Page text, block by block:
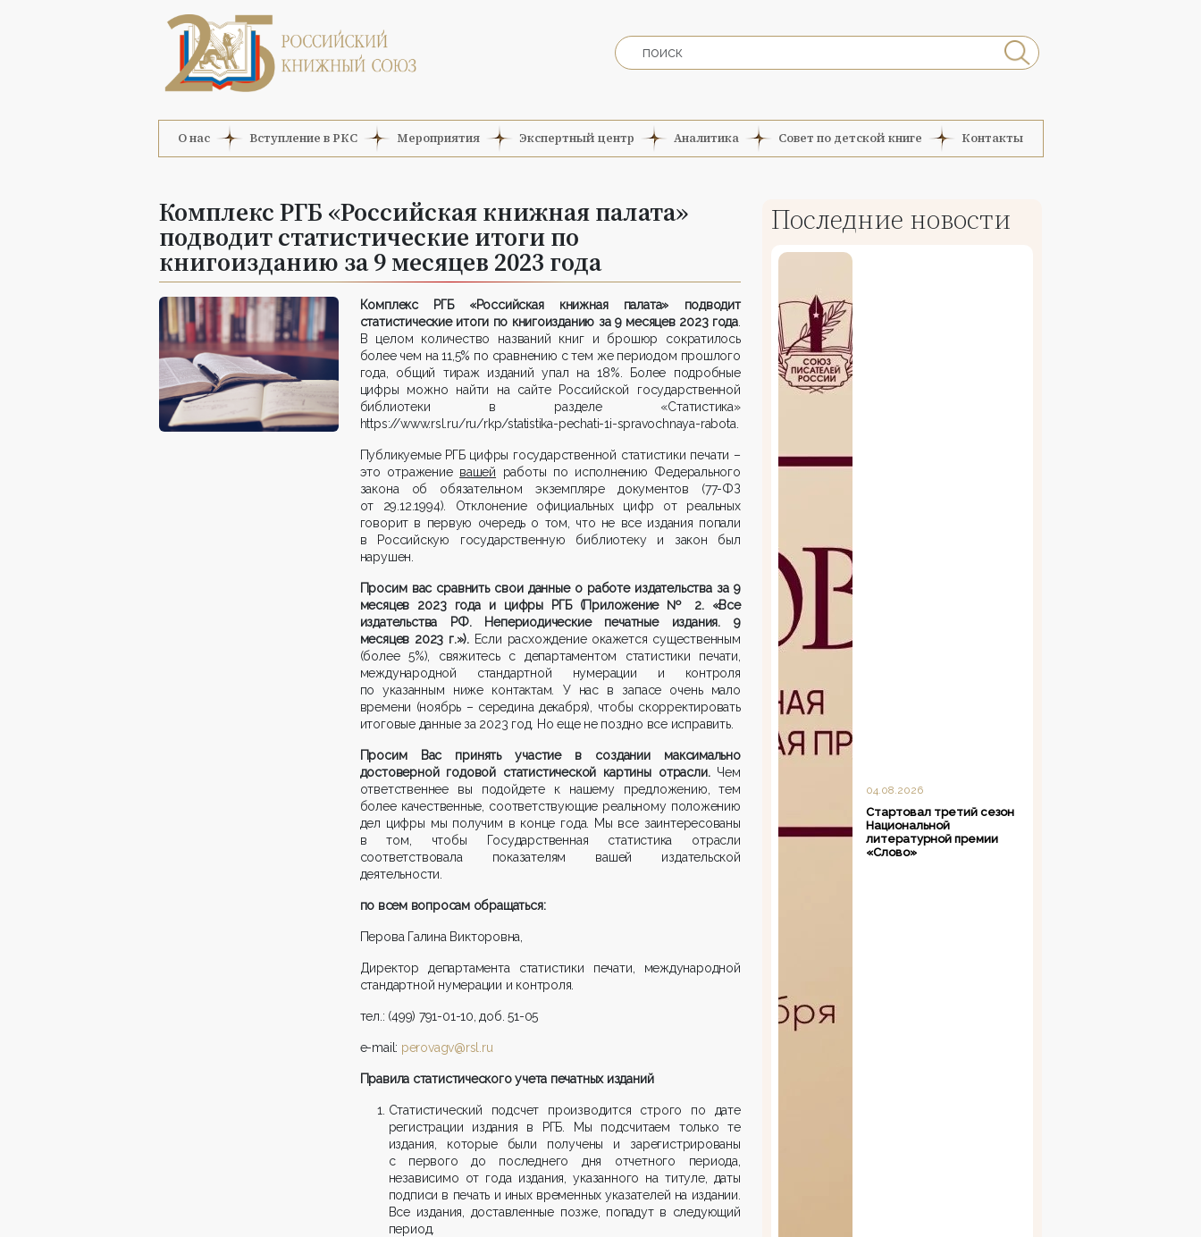
О нас Вступление в РКС Мероприятия Экспертный центр Аналитика Совет по детской книге Контакты
Комплекс РГБ «Российская книжная палата»
подводит статистические итоги по
книгоизданию за 9 месяцев 2023 года
Комплекс РГБ «Российская книжная палата» подводит
статистические итоги по книгоизданию за 9 месяцев 2023 года
В целом количество названий книг и брошюр сократилось
более чем на 11,5% по сравнению с тем же периодом прошлого
года, общий тираж изданий упал на 18%. Более подробные
цифры можно найти на сайте Российской государственной
библиотеки в разделе «Статистика»
https://www.rsl.ru/ru/rkp/statistika-pechati-1i-spravochnaya-rabota.
Публикуемые РГБ цифры государственной статистики печати –
это отражение вашей работы по исполнению Федерального
закона об обязательном экземпляре документов (77-ФЗ
от 29.12.1994). Отклонение официальных цифр от реальных
говорит в первую очередь о том, что не все издания попали
в Российскую государственную библиотеку и закон был
нарушен.
Просим вас сравнить свои данные о работе издательства за 9
месяцев 2023 года и цифры РГБ (Приложение № 2. «Все
издательства РФ. Непериодические печатные издания. 9
месяцев 2023 г.»).Если расхождение окажется существенным
(более 5%), свяжитесь с департаментом статистики печати,
международной стандартной нумерации и контроля
по указанным ниже контактам. У нас в запасе очень мало
времени (ноябрь – середина декабря), чтобы скорректировать
итоговые данные за 2023 год. Но еще не поздно все исправить.
Просим Вас принять участие в создании максимально
достоверной годовой статистической картины отрасли.Чем
ответственнее вы подойдете к нашему предложению, тем
более качественные, соответствующие реальному положению
дел цифры мы получим в конце года. Мы все заинтересованы
в том, чтобы Государственная статистика отрасли
соответствовала показателям вашей издательской
деятельности.
по всем вопросам обращаться:
Перова Галина Викторовна,
Директор департамента статистики печати, международной
стандартной нумерации и контроля.
тел.: (499) 791-01-10, доб. 51-05
e-mail: perovagv@rsl.ru
Правила статистического учета печатных изданий
Статистический подсчет производится строго по дате
регистрации издания в РГБ. Мы подсчитаем только те
издания, которые были получены и зарегистрированы
с первого до последнего дня отчетного периода,
независимо от года издания, указанного на титуле, даты
подписи в печать и иных временных указателей на издании.
Все издания, доставленные позже, попадут в следующий
период.
Последние новости
04.08.2026
Стартовал третий сезон
Национальной
литературной премии
«Слово»